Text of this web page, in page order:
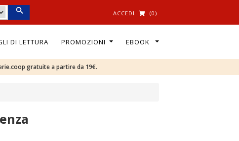
ACCEDI (0)
DI LETTURA PROMOZIONI EBOOK
gratuite a partire da 19€.